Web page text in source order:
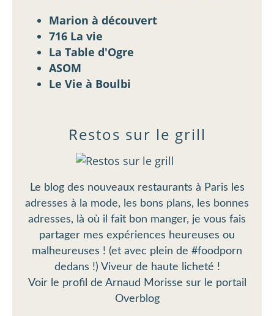
Restos sur le grill
Le blog des nouveaux restaurants à Paris les
adresses à la mode, les bons plans, les bonnes
adresses, là où il fait bon manger, je vous fais
partager mes expériences heureuses ou
malheureuses ! (et avec plein de #foodporn
dedans !) Viveur de haute licheté !
Voir le profil de Arnaud Morisse sur le portail
Overblog
Marion à découvert
716 La vie
La Table d'Ogre
ASOM
Le Vie à Boulbi